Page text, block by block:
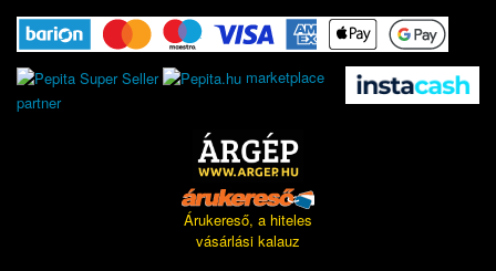
marketplace
partner
Árukereső, a hiteles
vásárlási kalauz